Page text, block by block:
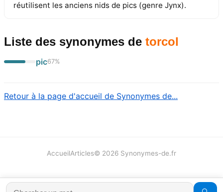
réutilisent les anciens nids de pics (genre Jynx).
Liste des synonymes de torcol
pic67%
Retour à la page d'accueil de Synonymes de...
AccueilArticles© 2026 Synonymes-de.fr